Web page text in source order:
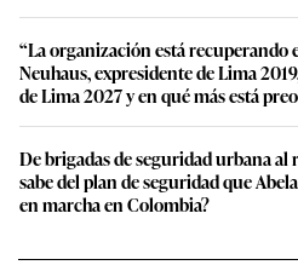
“La organización está recuperando
Neuhaus, expresidente de Lima
de Lima 2027 y en qué más está
De brigadas de seguridad urbana al
sabe del plan de seguridad que
en marcha en Colombia?